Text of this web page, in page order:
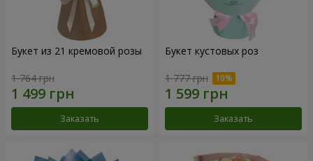
Букет из 21 кремовой розы
1 764 грн
Заказать
Букет кустовых роз
1 777 грн
Заказать